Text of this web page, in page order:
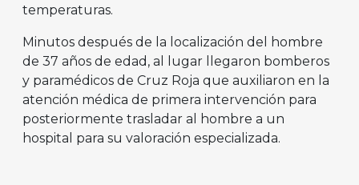
temperaturas.
Minutos después de la localización del hombre
de 37 años de edad, al lugar llegaron bomberos
y paramédicos de Cruz Roja que auxiliaron en la
atención médica de primera intervención para
posteriormente trasladar al hombre a un
hospital para su valoración especializada.